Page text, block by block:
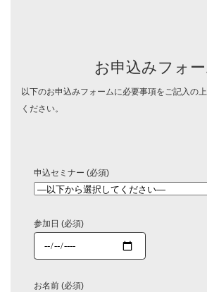
お申込みフォ
以下のお申込みフォームに必要事項をご記入の
ください。
申込セミナー (必須)
参加日 (必須)
お名前 (必須)